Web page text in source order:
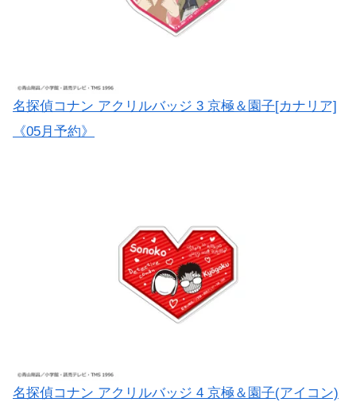
名探偵コナン アクリルバッジ 3 京極＆園子[カナリア]
《05月予約》
名探偵コナン アクリルバッジ 4 京極＆園子(アイコン)